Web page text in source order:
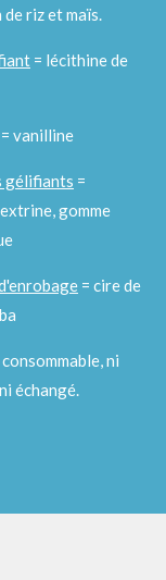
de riz et maïs.
= lécithine de
= vanilline
gélifiants =
gomme
= cire de
ni
échangé.